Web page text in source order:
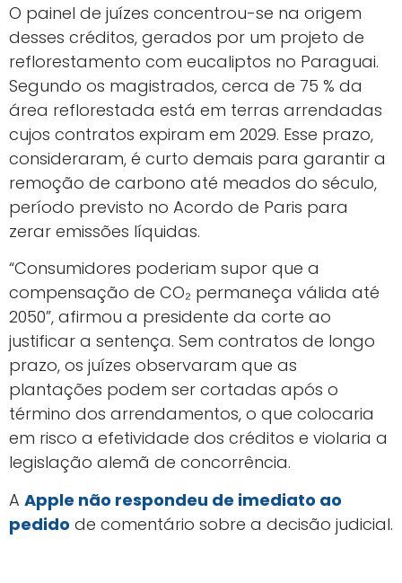
O painel de juízes concentrou-se na origem
desses créditos, gerados por um projeto de
reflorestamento com eucaliptos no Paraguai.
Segundo os magistrados, cerca de 75 % da
área reflorestada está em terras arrendadas
cujos contratos expiram em 2029. Esse prazo,
consideraram, é curto demais para garantir a
remoção de carbono até meados do século,
período previsto no Acordo de Paris para
zerar emissões líquidas.
“Consumidores poderiam supor que a
compensação de CO₂ permaneça válida até
2050”, afirmou a presidente da corte ao
justificar a sentença. Sem contratos de longo
prazo, os juízes observaram que as
plantações podem ser cortadas após o
término dos arrendamentos, o que colocaria
em risco a efetividade dos créditos e violaria a
legislação alemã de concorrência.
A Apple não respondeu de imediato ao
pedido de comentário sobre a decisão judicial.